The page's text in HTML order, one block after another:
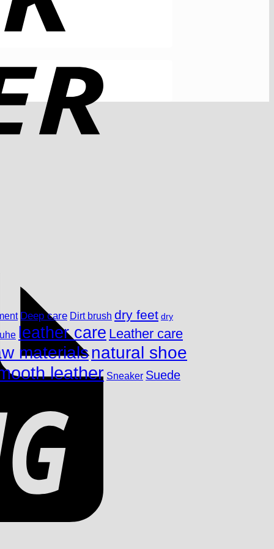
Deep care Dirt brush dry feet dry
leather care Leather care
materialsnatural shoe
leather Sneaker Suede